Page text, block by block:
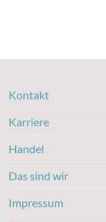
Kontakt
Karriere
Handel
Das sind wir
Impressum